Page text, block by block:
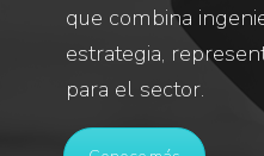
que combina
estrategia,
para el sector.